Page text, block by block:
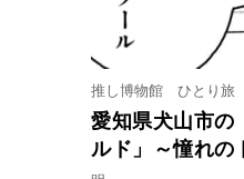
推し博物館 ひとり旅
愛知県犬山市の
ルド」～憧れの